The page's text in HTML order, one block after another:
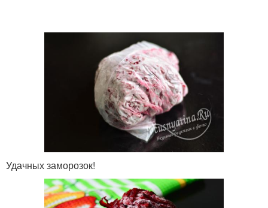
Удачных заморозок!